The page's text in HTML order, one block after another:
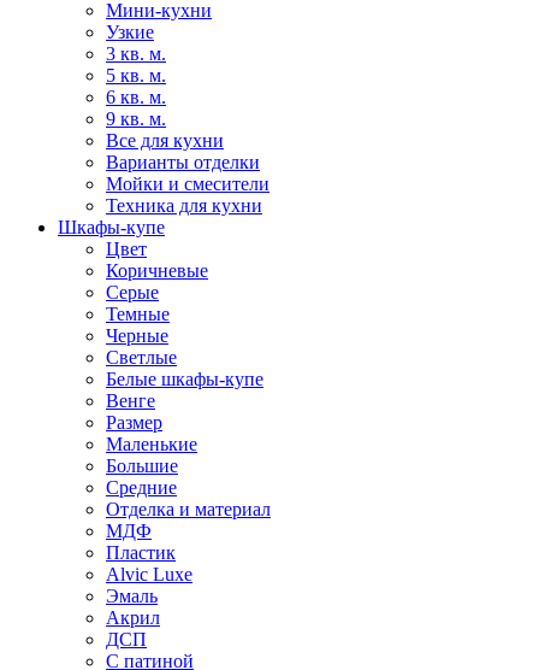
Мини-кухни
Узкие
3 кв. м.
5 кв. м.
6 кв. м.
9 кв. м.
Все для кухни
Варианты отделки
Мойки и смесители
Техника для кухни
Шкафы-купе
Цвет
Коричневые
Серые
Темные
Черные
Светлые
Белые шкафы-купе
Венге
Размер
Маленькие
Большие
Средние
Отделка и материал
МДФ
Пластик
Alvic Luxe
Эмаль
Акрил
ДСП
С патиной